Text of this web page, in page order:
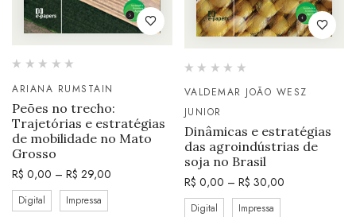
ARIANA RUMSTAIN
Peões no trecho:
Trajetórias e estratégias
de mobilidade no Mato
Grosso
R$ 0,00 – R$ 29,00
Digital Impressa
VALDEMAR JOÃO WESZ
JUNIOR
Dinâmicas e estratégias
das agroindústrias de
soja no Brasil
R$ 0,00 – R$ 30,00
Digital Impressa